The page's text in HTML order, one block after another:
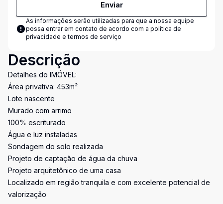
Enviar
As informações serão utilizadas para que a nossa equipe
possa entrar em contato de acordo com a política de
privacidade e termos de serviço
Descrição
Detalhes do IMÓVEL:
Área privativa: 453m²
Lote nascente
Murado com arrimo
100% escriturado
Água e luz instaladas
Sondagem do solo realizada
Projeto de captação de água da chuva
Projeto arquitetônico de uma casa
Localizado em região tranquila e com excelente potencial de
valorização